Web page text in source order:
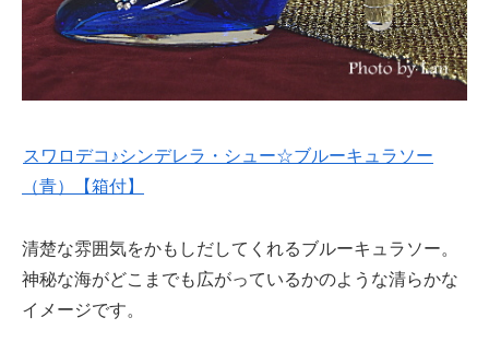
スワロデコ♪シンデレラ・シュー☆ブルーキュラソー
（青）【箱付】
清楚な雰囲気をかもしだしてくれるブルーキュラソー。
神秘な海がどこまでも広がっているかのような清らかな
イメージです。